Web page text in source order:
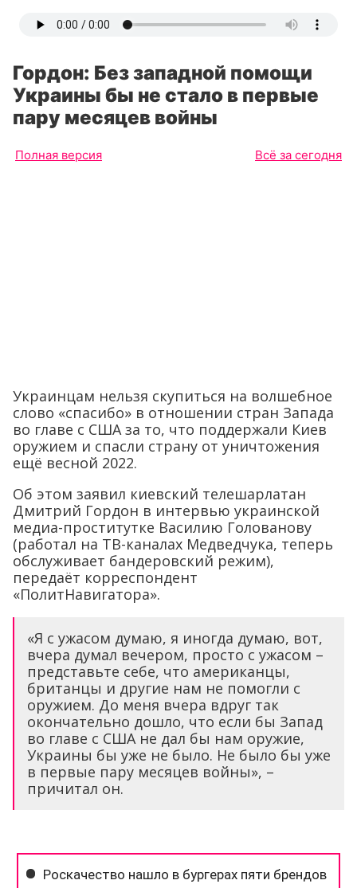
Гордон: Без западной помощи
Украины бы не стало в первые
пару месяцев войны
Полная версия Всё за сегодня
Украинцам нельзя скупиться на волшебное
слово «спасибо» в отношении стран Запада
во главе с США за то, что поддержали Киев
оружием и спасли страну от уничтожения
ещё весной 2022.
Об этом заявил киевский телешарлатан
Дмитрий Гордон в интервью украинской
медиа-проститутке Василию Голованову
(работал на ТВ-каналах Медведчука, теперь
обслуживает бандеровский режим),
передаёт корреспондент
«ПолитНавигатора».
«Я с ужасом думаю, я иногда думаю, вот,
вчера думал вечером, просто с ужасом –
представьте себе, что американцы,
британцы и другие нам не помогли с
оружием. До меня вчера вдруг так
окончательно дошло, что если бы Запад
во главе с США не дал бы нам оружие,
Украины бы уже не было. Не было бы уже
в первые пару месяцев войны», –
причитал он.